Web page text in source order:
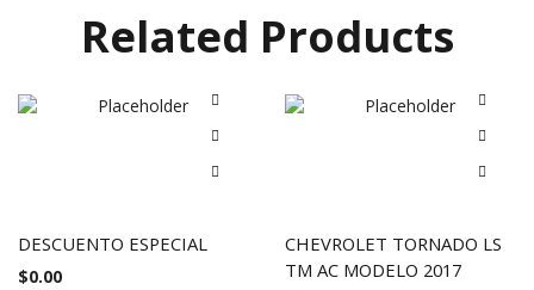
Related Products
DESCUENTO ESPECIAL
$0.00
CHEVROLET TORNADO LS
TM AC MODELO 2017